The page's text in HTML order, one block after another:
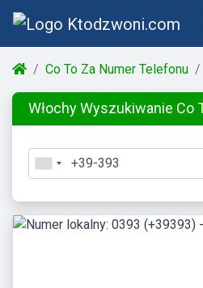
Co To Za Numer Telefonu
Włochy Wyszukiwanie Co